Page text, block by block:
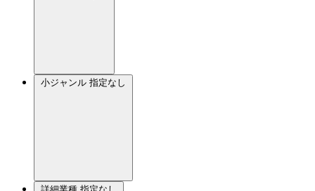
小ジャンル 指定なし